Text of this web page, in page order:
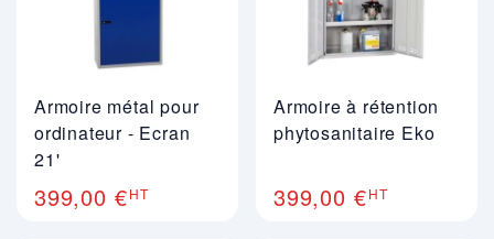
Armoire métal pour
ordinateur - Ecran
21'
399,00 €HT
Armoire à rétention
phytosanitaire Eko
399,00 €HT